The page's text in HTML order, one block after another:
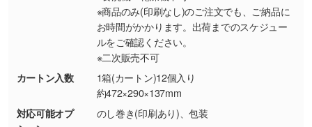
詳しく見る
・デザインにQRコードを入れたい／QRコード
を生成してほしい
URLをご指定いただければ、QRコードを生成
いたします。配置のご相談にも応じています。
→詳しく見る
※商品のみ(印刷なし)のご注文でも、ご納品に
お時間がかかります。出荷までのスケジュー
ルをご確認ください。
※二次販売不可
カートン入数
1箱(カートン)12個入り
約472×290×137mm
対応可能オプ
のし巻き(印刷あり)、包装